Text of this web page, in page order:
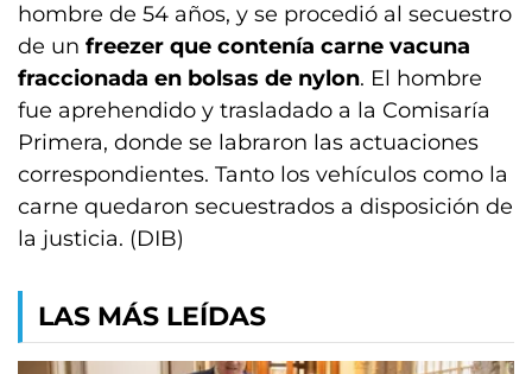
hombre de 54 años, y se procedió al secuestro
de un freezer que contenía carne vacuna
fraccionada en bolsas de nylon. El hombre
fue aprehendido y trasladado a la Comisaría
Primera, donde se labraron las actuaciones
correspondientes. Tanto los vehículos como la
carne quedaron secuestrados a disposición de
la justicia. (DIB)
LAS MÁS LEÍDAS